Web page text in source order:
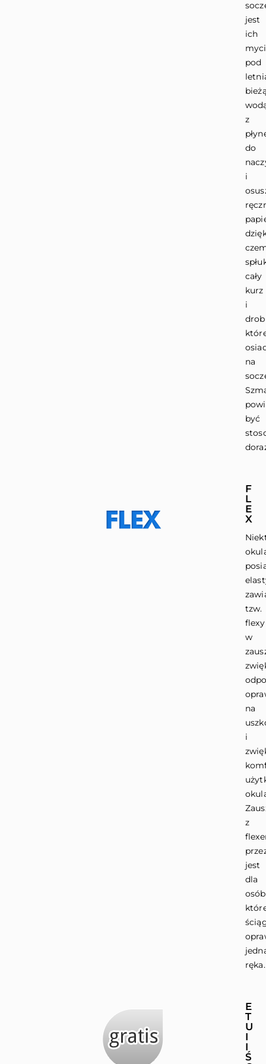
jest
ich
pod
z
do
i
cały
kurz
i
na
być
F
L
E
X
tzw.
flexy
w
na
i
z
jest
dla
ręka.
E
T
U
I
I
Ś